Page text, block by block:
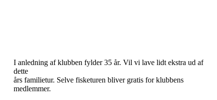
I anledning af klubben fylder 35 år. Vil vi lave lidt ekstra ud af
dette
års familietur. Selve fisketuren bliver gratis for klubbens
medlemmer.